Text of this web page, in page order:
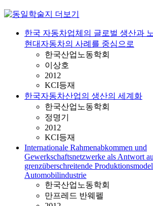
한국 자동차업체의 글로벌 생산과
현대자동차의 사례를 중심으로
한국산업노동학회
이상호
2012
KCI등재
한국자동차산업의 생산의 세계화
한국산업노동학회
정명기
2012
KCI등재
Internationale Rahmenabkommen und
Gewerkschaftsnetzwerke als Antwort
grenzüberschreitende
Automobilindustrie
한국산업노동학회
만프레드 반웨펠